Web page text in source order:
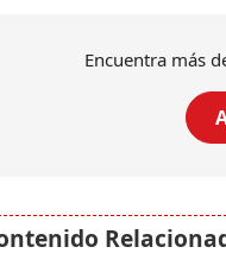
Encuentra más